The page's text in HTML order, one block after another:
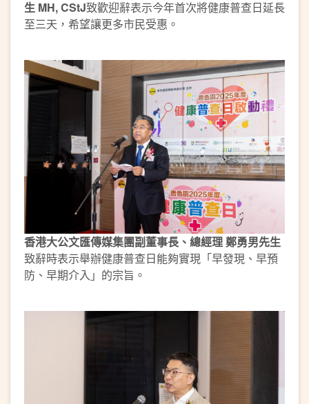
生 MH, CStJ致歡迎辭表示今年首次將健康普查日延長
至三天，希望讓更多市民受惠。
香港大公文匯傳媒集團副董事長、總經理 鄭勇男先生
致辭時表示舉辦健康普查日能夠實現「早發現、早預
防、早期介入」的宗旨。